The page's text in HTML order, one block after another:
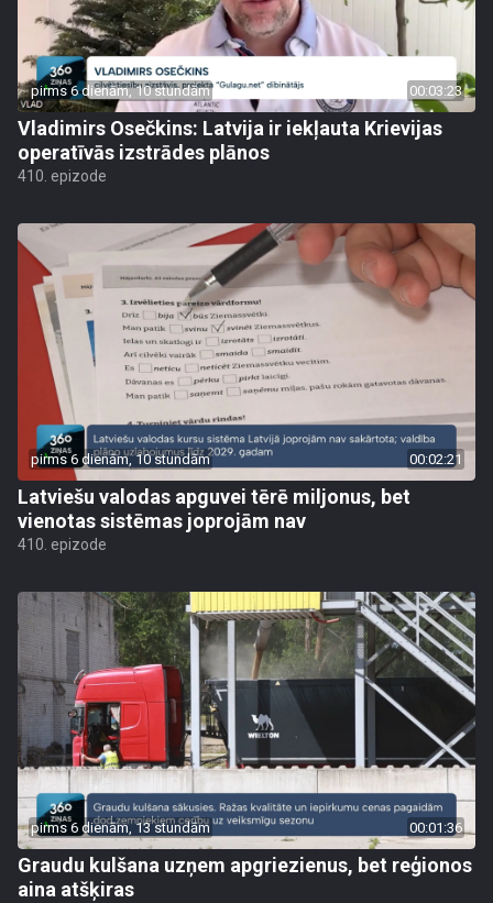
pirms 6 dienām, 10 stundām 00:03:23
Vladimirs Osečkins: Latvija ir iekļauta Krievijas
operatīvās izstrādes plānos
410. epizode
pirms 6 dienām, 10 stundām 00:02:21
Latviešu valodas apguvei tērē miljonus, bet
vienotas sistēmas joprojām nav
410. epizode
pirms 6 dienām, 13 stundām 00:01:36
Graudu kulšana uzņem apgriezienus, bet reģionos
aina atšķiras